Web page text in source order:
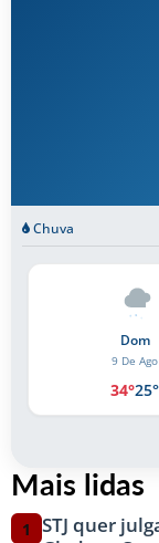
Chuva
Dom
9 De Ago
34°25°
Mais lidas
1
STJ quer